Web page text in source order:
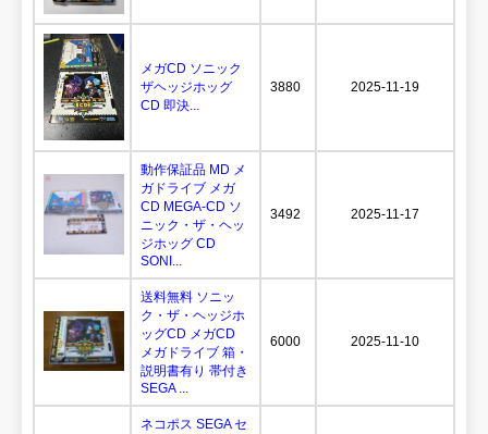
メガCD ソニック
ザヘッジホッグ
CD 即決...
3880 2025-11-19
動作保証品 MD メ
ガドライブ メガ
CD MEGA-CD ソ
ニック・ザ・ヘッ
ジホッグ CD
SONI...
3492 2025-11-17
送料無料 ソニッ
ク・ザ・ヘッジホ
ッグCD メガCD
メガドライブ 箱・
説明書有り 帯付き
SEGA ...
6000 2025-11-10
ネコポス SEGA セ